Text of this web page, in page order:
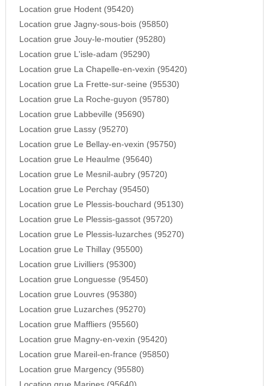
Location grue Hodent (95420)
Location grue Jagny-sous-bois (95850)
Location grue Jouy-le-moutier (95280)
Location grue L'isle-adam (95290)
Location grue La Chapelle-en-vexin (95420)
Location grue La Frette-sur-seine (95530)
Location grue La Roche-guyon (95780)
Location grue Labbeville (95690)
Location grue Lassy (95270)
Location grue Le Bellay-en-vexin (95750)
Location grue Le Heaulme (95640)
Location grue Le Mesnil-aubry (95720)
Location grue Le Perchay (95450)
Location grue Le Plessis-bouchard (95130)
Location grue Le Plessis-gassot (95720)
Location grue Le Plessis-luzarches (95270)
Location grue Le Thillay (95500)
Location grue Livilliers (95300)
Location grue Longuesse (95450)
Location grue Louvres (95380)
Location grue Luzarches (95270)
Location grue Maffliers (95560)
Location grue Magny-en-vexin (95420)
Location grue Mareil-en-france (95850)
Location grue Margency (95580)